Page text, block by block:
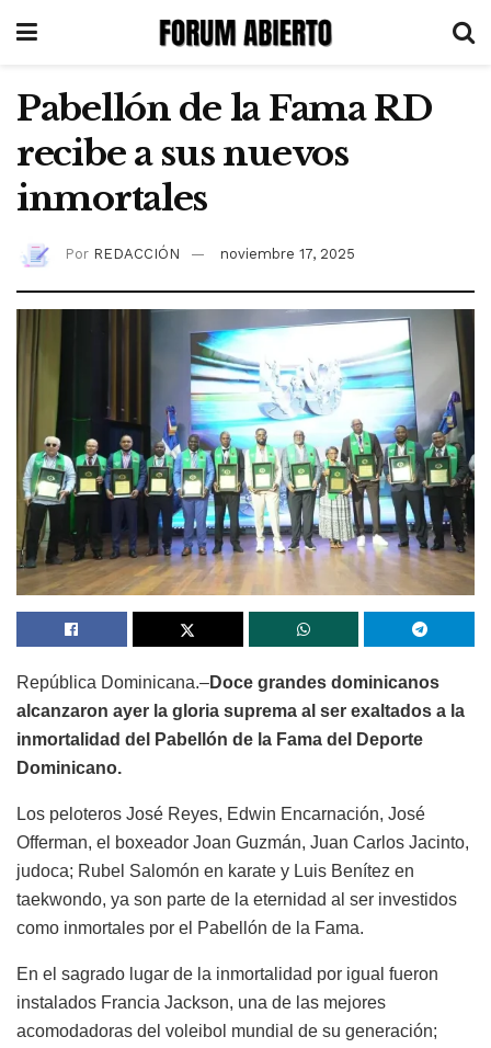
Pabellón de la Fama RD
recibe a sus nuevos
inmortales
Por REDACCIÓN noviembre 17, 2025
República Dominicana.–Doce grandes dominicanos
alcanzaron ayer la gloria suprema al ser exaltados a la
inmortalidad del Pabellón de la Fama del Deporte
Dominicano.
Los peloteros José Reyes, Edwin Encarnación, José
Offerman, el boxeador Joan Guzmán, Juan Carlos Jacinto,
judoca; Rubel Salomón en karate y Luis Benítez en
taekwondo, ya son parte de la eternidad al ser investidos
como inmortales por el Pabellón de la Fama.
En el sagrado lugar de la inmortalidad por igual fueron
instalados Francia Jackson, una de las mejores
acomodadoras del voleibol mundial de su generación;